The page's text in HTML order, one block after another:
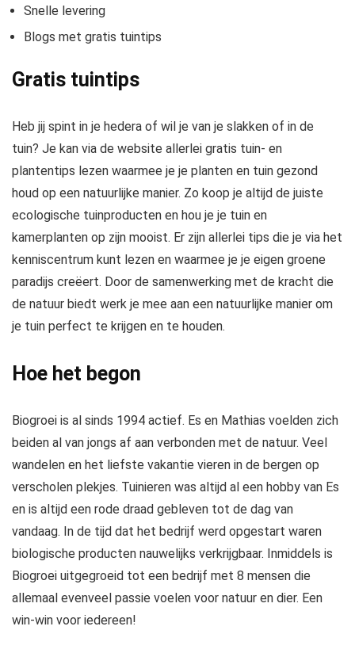
Snelle levering
Blogs met gratis tuintips
Gratis tuintips
Heb jij spint in je hedera of wil je van je slakken of in de
tuin? Je kan via de website allerlei gratis tuin- en
plantentips lezen waarmee je je planten en tuin gezond
houd op een natuurlijke manier. Zo koop je altijd de juiste
ecologische tuinproducten en hou je je tuin en
kamerplanten op zijn mooist. Er zijn allerlei tips die je via het
kenniscentrum kunt lezen en waarmee je je eigen groene
paradijs creëert. Door de samenwerking met de kracht die
de natuur biedt werk je mee aan een natuurlijke manier om
je tuin perfect te krijgen en te houden.
Hoe het begon
Biogroei is al sinds 1994 actief. Es en Mathias voelden zich
beiden al van jongs af aan verbonden met de natuur. Veel
wandelen en het liefste vakantie vieren in de bergen op
verscholen plekjes. Tuinieren was altijd al een hobby van Es
en is altijd een rode draad gebleven tot de dag van
vandaag. In de tijd dat het bedrijf werd opgestart waren
biologische producten nauwelijks verkrijgbaar. Inmiddels is
Biogroei uitgegroeid tot een bedrijf met 8 mensen die
allemaal evenveel passie voelen voor natuur en dier. Een
win-win voor iedereen!